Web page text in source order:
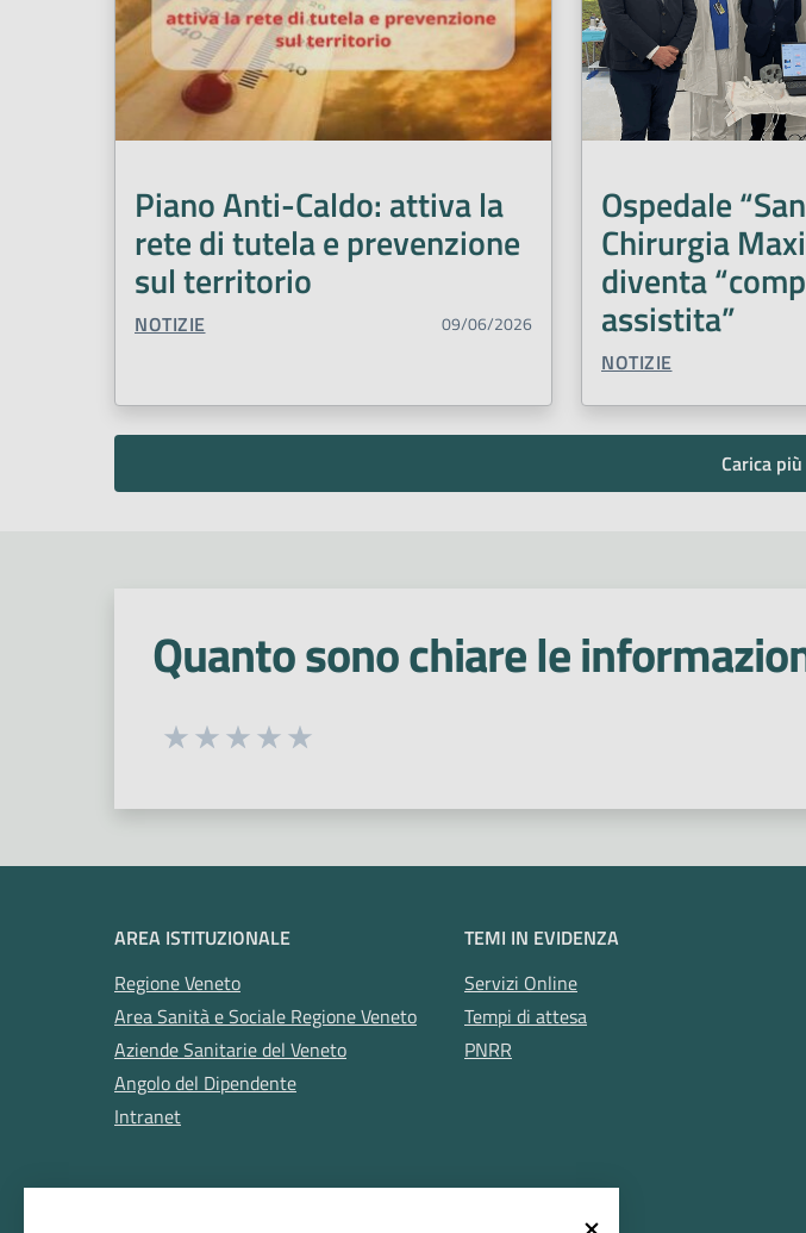
Piano Anti-Caldo: attiva la
rete di tutela e prevenzione
sul territorio
TIPO CONTENUTO:
NOTIZIE 09/06/2026
Ospedale
Chirurgia
diventa
assistita”
TIPO CONTENUTO:
NOTIZIE
Carica
Quanto sono chiare le
Seleziona una valutazione da 1 a 5 stelle
AREA ISTITUZIONALE
Regione Veneto
Area Sanità e Sociale Regione Veneto
Aziende Sanitarie del Veneto
Angolo del Dipendente
Intranet
TEMI IN EVIDENZA
Servizi Online
Tempi di attesa
PNRR